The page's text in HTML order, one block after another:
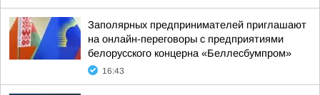
Заполярных предпринимателей приглашают
на онлайн-переговоры с предприятиями
белорусского концерна «Беллесбумпром»
16:43